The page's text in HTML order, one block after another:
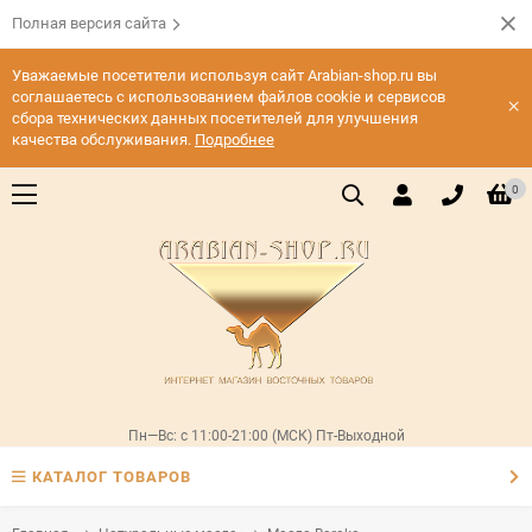
Полная версия сайта
Уважаемые посетители используя сайт Arabian-shop.ru вы
соглашаетесь с использованием файлов cookie и сервисов
сбора технических данных посетителей для улучшения
качества обслуживания. Подробнее
×
0
Пн—Вс: с 11:00-21:00 (МСК) Пт-Выходной
КАТАЛОГ ТОВАРОВ